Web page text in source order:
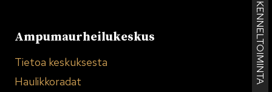
KENNELTOIMINTA
Ampumaurheilukeskus
Tietoa keskuksesta
Haulikkoradat